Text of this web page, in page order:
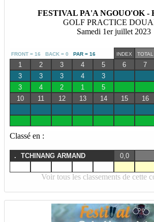
FESTIVAL PA'A NGOUO'OK -
GOLF PRACTICE
Samedi 1er juillet 2023
FRONT = 16 BACK = 0 PAR = 16 INDEX TOTAL
1 2 3 4 5 6 7
3
3 3 4 3
3
4 2 1 5
10
11 12 13 14 15 16
Classé en :
. TCHINANG ARMAND
0,0
Voir tous les classements de cette